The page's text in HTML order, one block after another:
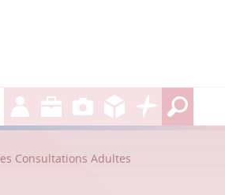
Consultations Adultes